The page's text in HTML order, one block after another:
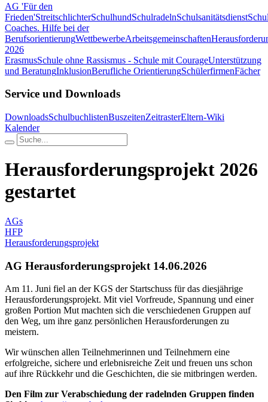
AG 'Für den
Frieden'StreitschlichterSchulhundSchulradelnSchulsanitätsdienst
Coaches. Hilfe bei der
BerufsorientierungWettbewerbeArbeitsgemeinschaften
2026
ErasmusSchule ohne Rassismus - Schule mit CourageUnterstützung
und BeratungInklusionBerufliche OrientierungSchülerfirmenFächer
Service und Downloads
DownloadsSchulbuchlistenBuszeitenZeitrasterEltern-Wiki
Kalender
Herausforderungsprojekt 2026
gestartet
AGs
HFP
Herausforderungsprojekt
AG Herausforderungsprojekt 14.06.2026
Am 11. Juni fiel an der KGS der Startschuss für das diesjährige
Herausforderungsprojekt. Mit viel Vorfreude, Spannung und einer
großen Portion Mut machten sich die verschiedenen Gruppen auf
den Weg, um ihre ganz persönlichen Herausforderungen zu
meistern.
Wir wünschen allen Teilnehmerinnen und Teilnehmern eine
erfolgreiche, sichere und erlebnisreiche Zeit und freuen uns schon
auf ihre Rückkehr und die Geschichten, die sie mitbringen werden.
Den Film zur Verabschiedung der radelnden Gruppen finden